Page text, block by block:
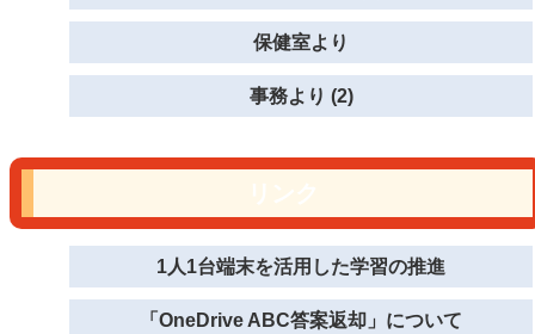
保健室より
事務より (2)
1人1台端末を活用した学習の推進
「OneDrive ABC答案返却」について